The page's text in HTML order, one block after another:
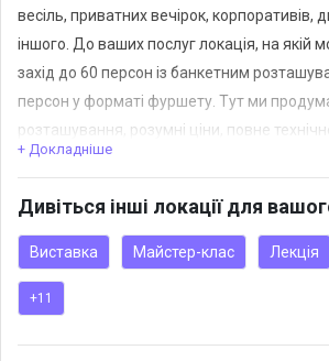
весіль, приватних вечірок, корпоративів,
іншого. До ваших послуг локація, на якій
захід до 60 персон із банкетним
персон у форматі фуршету. Тут ми
розташування, розумні ціни, повне
індивідуальний підхід.
Основний зал виконаний у світлих тонах із
дизайном, який відтворює атмосферу
та аристократизму.
Приміщення оснащене WI-FI, системами
+ Докладніше
Дивіться інші локації для
Виставка Майстер-клас Лекція
+11